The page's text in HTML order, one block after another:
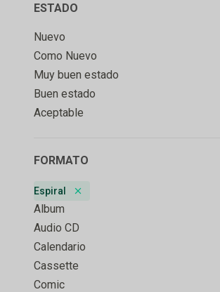
ESTADO
Nuevo
Como Nuevo
Muy buen estado
Buen estado
Aceptable
FORMATO
Espiral
Remove badge
Album
Audio CD
Calendario
Cassette
Comic